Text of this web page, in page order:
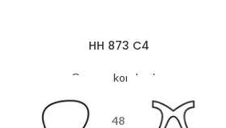
HH 873 C4
Oprawy korekcyjne
48